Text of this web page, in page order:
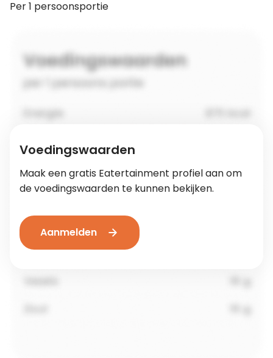
Per 1 persoonsportie
Voedingswaarden
Maak een gratis Eatertainment profiel aan om
de voedingswaarden te kunnen bekijken.
Aanmelden